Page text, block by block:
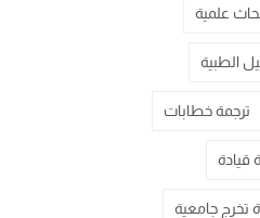
علمية
الطبية
ترجمة خطابات
قيادة
تخرج جامعية